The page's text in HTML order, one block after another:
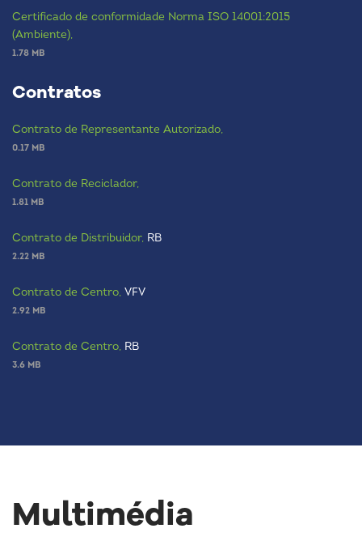
Certificado de conformidade Norma ISO 14001:2015
(Ambiente),
1.78 MB
Contratos
Contrato de Representante Autorizado,
0.17 MB
Contrato de Reciclador,
1.81 MB
Contrato de Distribuidor, RB
2.22 MB
Contrato de Centro, VFV
2.92 MB
Contrato de Centro, RB
3.6 MB
Multimédia